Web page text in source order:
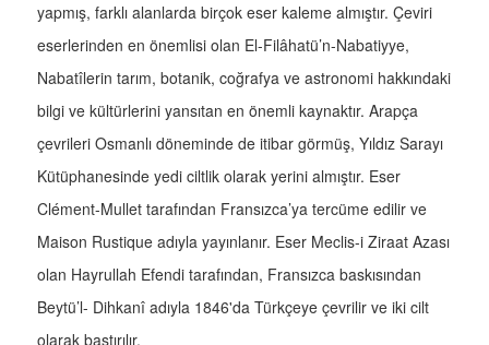
yapmış, farklı alanlarda birçok eser kaleme almıştır. Çeviri
eserlerinden en önemlisi olan El-Filâhatü’n-Nabatiyye,
Nabatîlerin tarım, botanik, coğrafya ve astronomi hakkındaki
bilgi ve kültürlerini yansıtan en önemli kaynaktır. Arapça
çevrileri Osmanlı döneminde de itibar görmüş, Yıldız Sarayı
Kütüphanesinde yedi ciltlik olarak yerini almıştır. Eser
Clément-Mullet tarafından Fransızca’ya tercüme edilir ve
Maison Rustique adıyla yayınlanır. Eser Meclis-i Ziraat Azası
olan Hayrullah Efendi tarafından, Fransızca baskısından
Beytü’l- Dihkanî adıyla 1846'da Türkçeye çevrilir ve iki cilt
olarak bastırılır.